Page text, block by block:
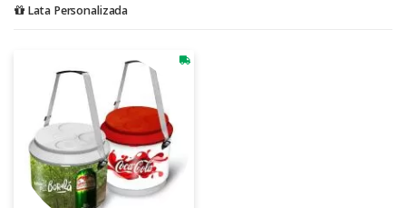
Lata Personalizada